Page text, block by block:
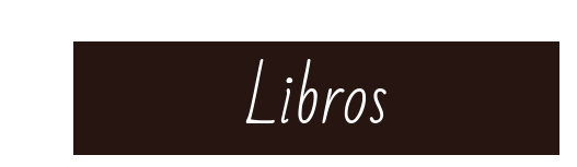
Libros